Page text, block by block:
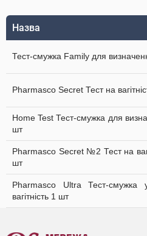
Назва
Тест-смужка Family для
Pharmasco Secret Тест на
Home Test Тест-смужка для
шт
Pharmasco Secret №2 Тест на
шт
Pharmasco Ultra Тест-смужка
вагітність 1 шт